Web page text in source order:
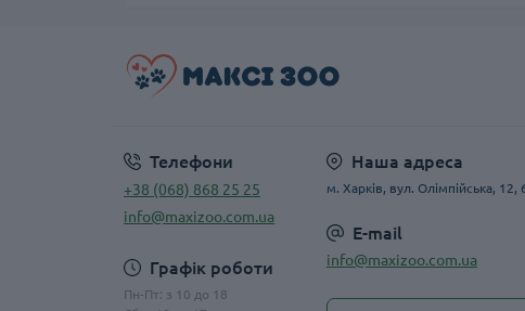
Телефони
+38 (068) 868 25 25
info@maxizoo.com.ua
Графік роботи
Пн-Пт: з 10 до 18
Наша адреса
м. Харків, вул. Олімпійська, 12,
E-mail
info@maxizoo.com.ua